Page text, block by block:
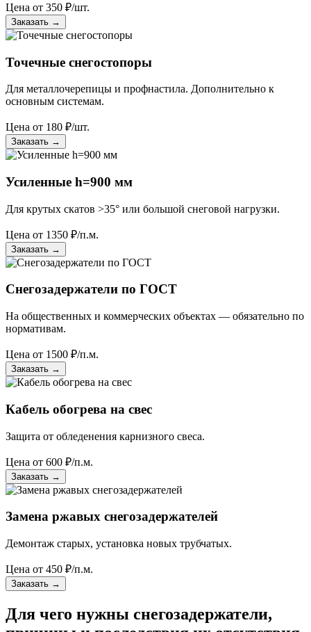
Цена от 350 ₽/шт.
Заказать →
Точечные снегостопоры
Для металлочерепицы и профнастила. Дополнительно к
основным системам.
Цена от 180 ₽/шт.
Заказать →
Усиленные h=900 мм
Для крутых скатов >35° или большой снеговой нагрузки.
Цена от 1350 ₽/п.м.
Заказать →
Снегозадержатели по ГОСТ
На общественных и коммерческих объектах — обязательно по
нормативам.
Цена от 1500 ₽/п.м.
Заказать →
Кабель обогрева на свес
Защита от обледенения карнизного свеса.
Цена от 600 ₽/п.м.
Заказать →
Замена ржавых снегозадержателей
Демонтаж старых, установка новых трубчатых.
Цена от 450 ₽/п.м.
Заказать →
Для чего нужны снегозадержатели,